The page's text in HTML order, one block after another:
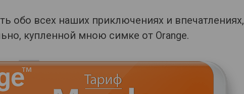
обо всех наших приключениях и впечатлениях,
купленной мною симке от Orange.